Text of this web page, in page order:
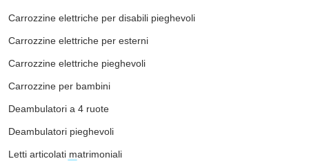
Carrozzine elettriche per disabili pieghevoli
Carrozzine elettriche per esterni
Carrozzine elettriche pieghevoli
Carrozzine per bambini
Deambulatori a 4 ruote
Deambulatori pieghevoli
Letti articolati matrimoniali